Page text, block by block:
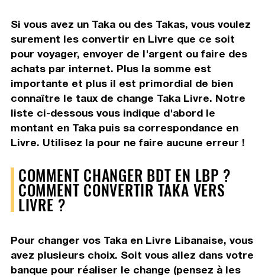
Si vous avez un Taka ou des Takas, vous voulez
surement les convertir en Livre que ce soit
pour voyager, envoyer de l'argent ou faire des
achats par internet. Plus la somme est
importante et plus il est primordial de bien
connaître le taux de change Taka Livre. Notre
liste ci-dessous vous indique d'abord le
montant en Taka puis sa correspondance en
Livre. Utilisez la pour ne faire aucune erreur !
COMMENT CHANGER BDT EN LBP ?
COMMENT CONVERTIR TAKA VERS
LIVRE ?
Pour changer vos Taka en Livre Libanaise, vous
avez plusieurs choix. Soit vous allez dans votre
banque pour réaliser le change (pensez à les